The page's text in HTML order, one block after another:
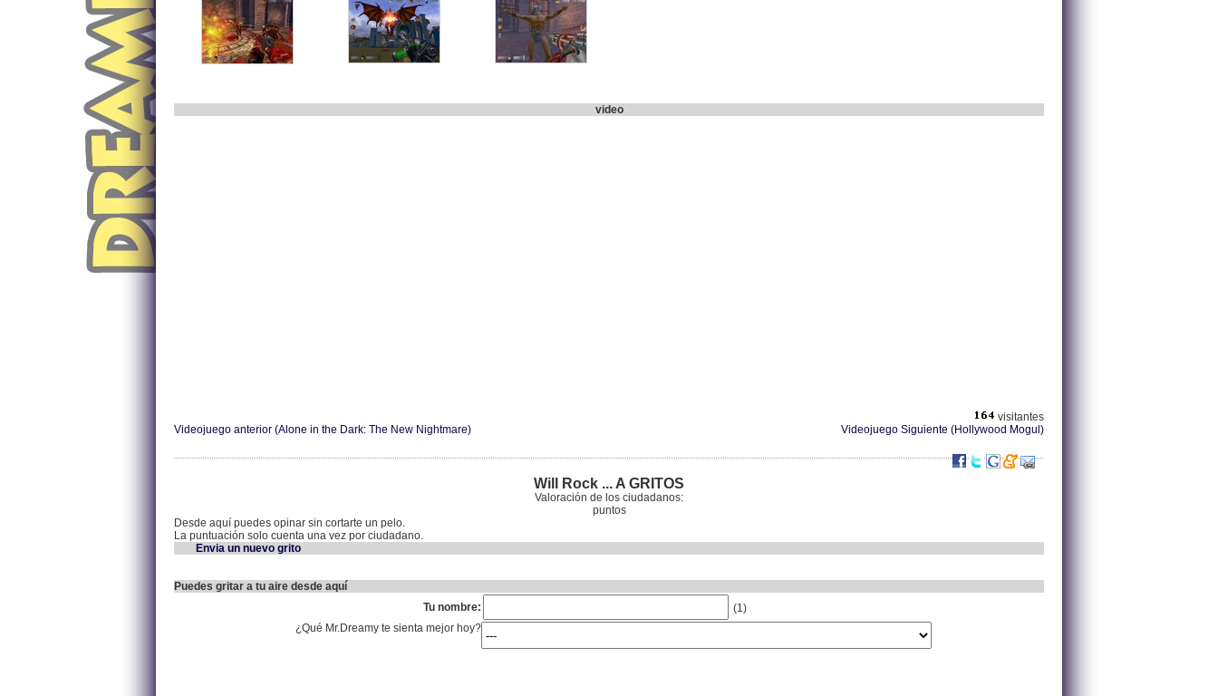
video
visitantes
Videojuego anterior (Alone in the Dark: The New Nightmare)
Videojuego Siguiente (Hollywood Mogul)
Will Rock ... A GRITOS
Valoración de los ciudadanos:
puntos
Desde aquí puedes opinar sin cortarte un pelo.
La puntuación solo cuenta una vez por ciudadano.
Envia un nuevo grito
Puedes gritar a tu aire desde aquí
Tu nombre:
(1)
¿Qué Mr.Dreamy te sienta mejor hoy?